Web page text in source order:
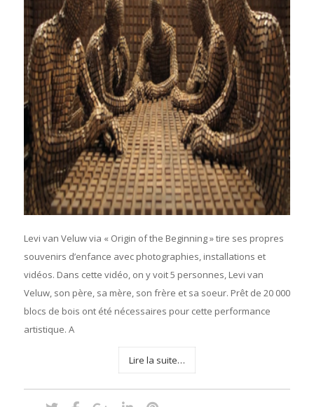
Levi van Veluw via « Origin of the Beginning » tire ses propres
souvenirs d’enfance avec photographies, installations et
vidéos. Dans cette vidéo, on y voit 5 personnes, Levi van
Veluw, son père, sa mère, son frère et sa soeur. Prêt de 20 000
blocs de bois ont été nécessaires pour cette performance
artistique. A
Lire la suite…